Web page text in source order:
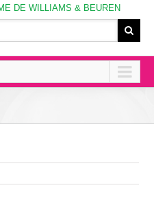
DE WILLIAMS & BEUREN